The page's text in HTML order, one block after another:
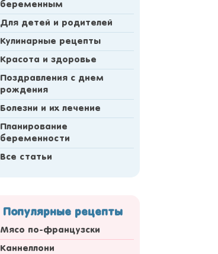
беременным
Для детей и родителей
Кулинарные рецепты
Красота и здоровье
Поздравления с днем
рождения
Болезни и их лечение
Планирование
беременности
Все статьи
Популярные рецепты
Мясо по-французски
Каннеллони